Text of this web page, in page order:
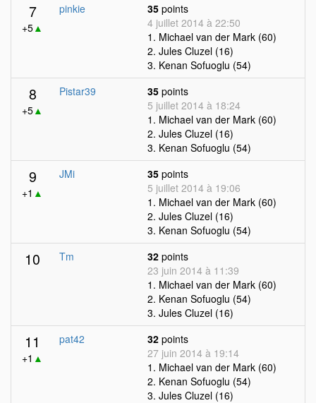
7
+5▲
pinkie 35 points
4 juillet 2014 à 22:50
1. Michael van der Mark (60)
2. Jules Cluzel (16)
3. Kenan Sofuoglu (54)
8
+5▲
Pistar39 35 points
5 juillet 2014 à 18:24
1. Michael van der Mark (60)
2. Jules Cluzel (16)
3. Kenan Sofuoglu (54)
9
+1 ▲
JMi 35 points
5 juillet 2014 à 19:06
1. Michael van der Mark (60)
2. Jules Cluzel (16)
3. Kenan Sofuoglu (54)
10 Tm 32 points
23 juin 2014 à 11:39
1. Michael van der Mark (60)
2. Kenan Sofuoglu (54)
3. Jules Cluzel (16)
11
+1 ▲
pat42 32 points
27 juin 2014 à 19:14
1. Michael van der Mark (60)
2. Kenan Sofuoglu (54)
3. Jules Cluzel (16)